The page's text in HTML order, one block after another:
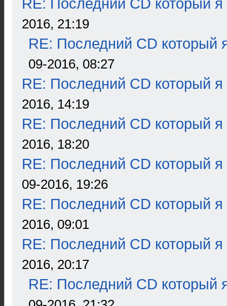
RE: Последний CD который я
2016, 21:19
RE: Последний CD который
09-2016, 08:27
RE: Последний CD который я
2016, 14:19
RE: Последний CD который я
2016, 18:20
RE: Последний CD который я
09-2016, 19:26
RE: Последний CD который я
2016, 09:01
RE: Последний CD который я
2016, 20:17
RE: Последний CD который